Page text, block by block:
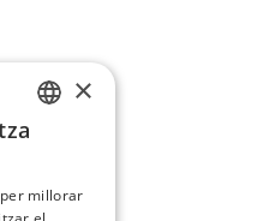
×
millorar